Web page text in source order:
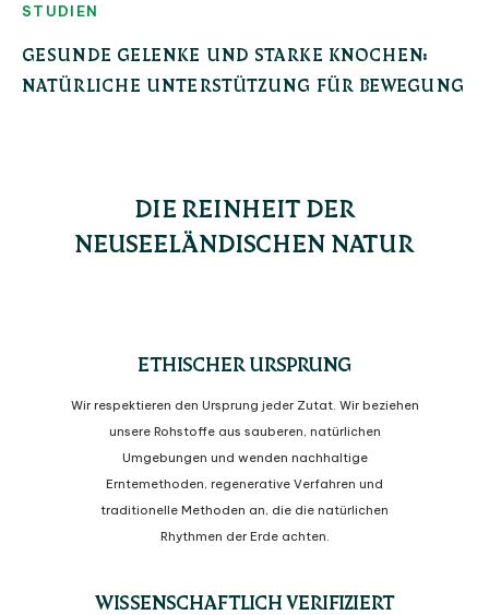
STUDIEN
GESUNDE GELENKE UND STARKE KNOCHEN:
NATÜRLICHE UNTERSTÜTZUNG FÜR BEWEGUNG
DIE REINHEIT DER
NEUSEELÄNDISCHEN NATUR
ETHISCHER URSPRUNG
Wir respektieren den Ursprung jeder Zutat. Wir beziehen
unsere Rohstoffe aus sauberen, natürlichen
Umgebungen und wenden nachhaltige
Erntemethoden, regenerative Verfahren und
traditionelle Methoden an, die die natürlichen
Rhythmen der Erde achten.
WISSENSCHAFTLICH VERIFIZIERT